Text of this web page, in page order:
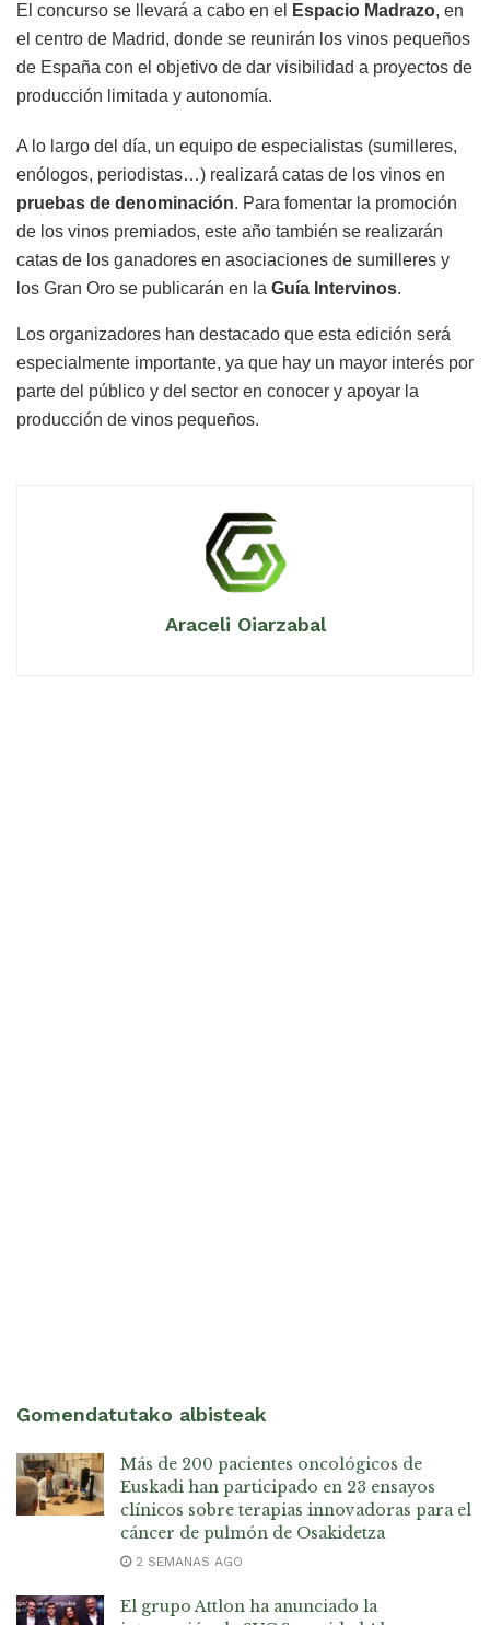
El concurso se llevará a cabo en el Espacio Madrazo, en
el centro de Madrid, donde se reunirán los vinos pequeños
de España con el objetivo de dar visibilidad a proyectos de
producción limitada y autonomía.
A lo largo del día, un equipo de especialistas (sumilleres,
enólogos, periodistas…) realizará catas de los vinos en
pruebas de denominación. Para fomentar la promoción
de los vinos premiados, este año también se realizarán
catas de los ganadores en asociaciones de sumilleres y
los Gran Oro se publicarán en la Guía Intervinos.
Los organizadores han destacado que esta edición será
especialmente importante, ya que hay un mayor interés por
parte del público y del sector en conocer y apoyar la
producción de vinos pequeños.
Araceli Oiarzabal
Gomendatutako albisteak
Más de 200 pacientes oncológicos de
Euskadi han participado en 23 ensayos
clínicos sobre terapias innovadoras para el
cáncer de pulmón de Osakidetza
2 SEMANAS AGO
El grupo Attlon ha anunciado la